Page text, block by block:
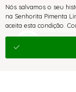
SITE 100%
Nós salvamos o seu
na Senhorita Pimenta
aceita esta condição.